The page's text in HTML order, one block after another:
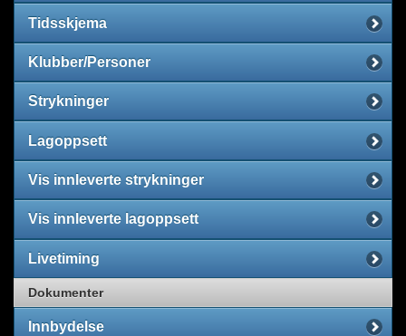
Tidsskjema
Klubber/Personer
Strykninger
Lagoppsett
Vis innleverte strykninger
Vis innleverte lagoppsett
Livetiming
Dokumenter
Innbydelse